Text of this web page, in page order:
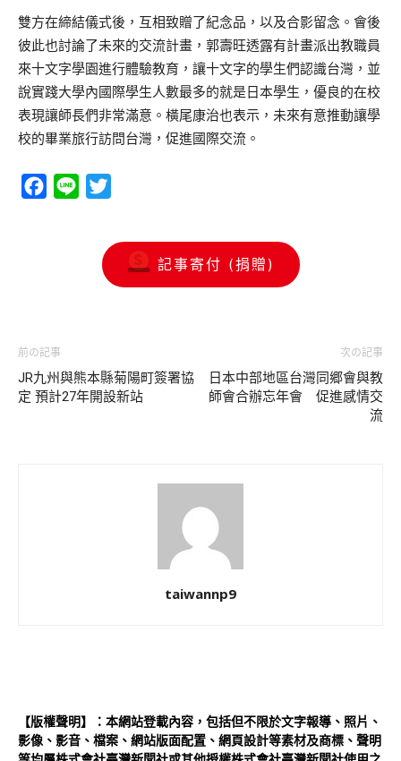
雙方在締結儀式後，互相致贈了紀念品，以及合影留念。會後
彼此也討論了未來的交流計畫，郭壽旺透露有計畫派出教職員
來十文字學園進行體驗教育，讓十文字的學生們認識台灣，並
說實踐大學內國際學生人數最多的就是日本學生，優良的在校
表現讓師長們非常滿意。橫尾康治也表示，未來有意推動讓學
校的畢業旅行訪問台灣，促進國際交流。
Facebook
Line
記事寄付 (捐贈)
前の記事
JR九州與熊本縣菊陽町簽署協
定 預計27年開設新站
次の記事
日本中部地區台灣同郷會與教
師會合辦忘年會 促進感情交
流
taiwannp9
【版權聲明】：本網站登載內容，包括但不限於文字報導、照片、
影像、影音、檔案、網站版面配置、網頁設計等素材及商標、聲明